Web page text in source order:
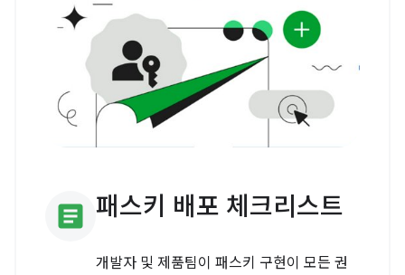
article 패스키 배포 체크리스트
개발자 및 제품팀이 패스키 구현이 모든 권